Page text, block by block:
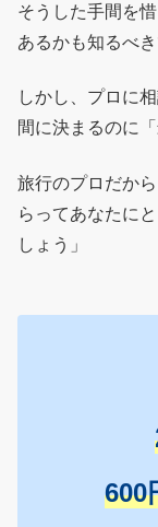
そうした手間を
あるかも知るべき
しかし、プロに
間に決まるのに
旅行のプロだか
らってあなたに
しょう」
600